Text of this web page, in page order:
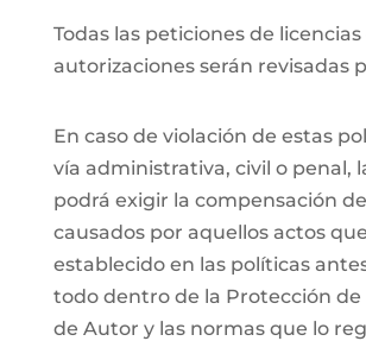
Todas las peticiones de licencias
autorizaciones serán revisadas
En caso de violación de estas
vía administrativa, civil o penal,
podrá exigir la compensación
causados por aquellos actos
establecido en las políticas
todo dentro de la Protección de
de Autor y las normas que lo